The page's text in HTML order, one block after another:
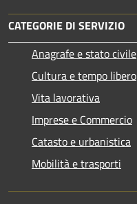
CATEGORIE DI SERVIZIO
Anagrafe e stato civile
Cultura e tempo libero
Vita lavorativa
Imprese e Commercio
Catasto e urbanistica
Mobilità e trasporti